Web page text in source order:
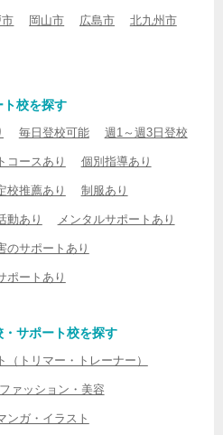
岡山市 広島市 北九州市
ト校を探す
毎日登校可能 週1～週3日登校
コースあり 個別指導あり
校推薦あり 制服あり
動あり メンタルサポートあり
のサポートあり
ポートあり
サポート校を探す
（トリマー・トレーナー）
ファッション・美容
ンガ・イラスト